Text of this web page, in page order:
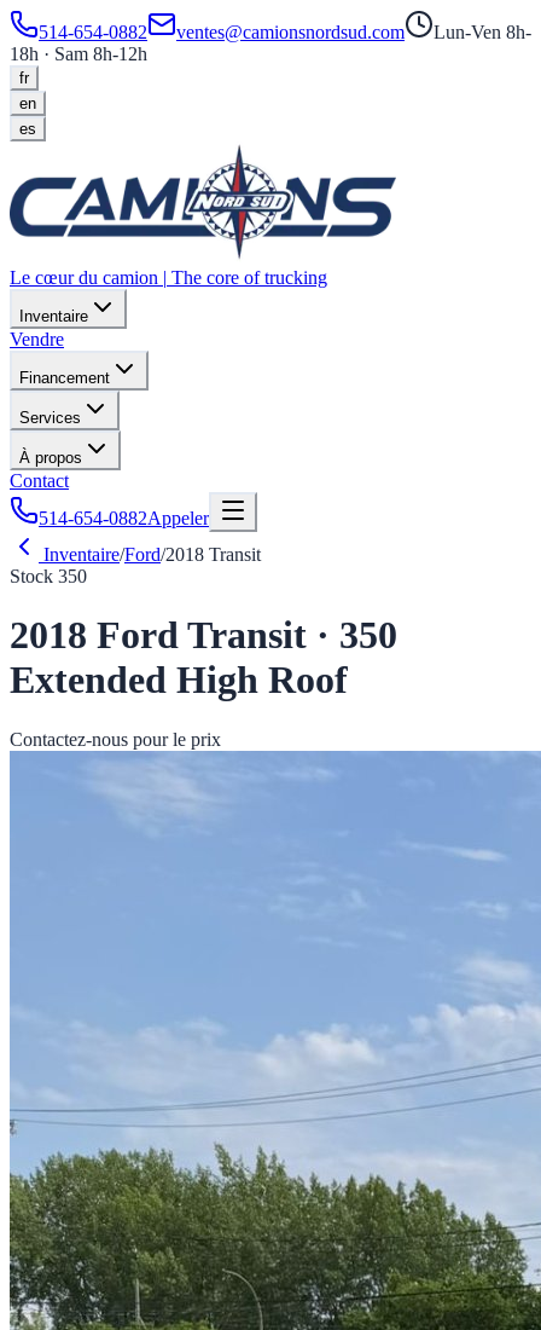
514-654-0882 ventes@camionsnordsud.com
Lun-Ven 8h-
18h · Sam 8h-12h
fr
en
es
Le cœur du camion | The core of trucking
Inventaire
Vendre
Financement
Services
À propos
Contact
514-654-0882Appeler
Inventaire/Ford/2018 Transit
Stock 350
2018 FordTransit · 350
Extended High Roof
Contactez-nous pour le prix